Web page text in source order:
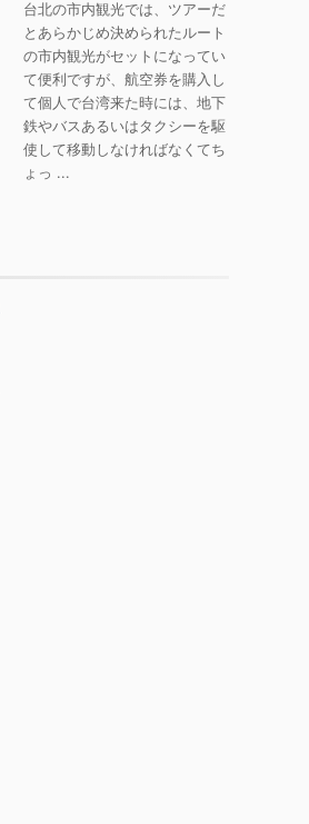
台北の市内観光では、ツアーだ
とあらかじめ決められたルート
の市内観光がセットになってい
て便利ですが、航空券を購入し
て個人で台湾来た時には、地下
鉄やバスあるいはタクシーを駆
使して移動しなければなくてち
ょっ ...